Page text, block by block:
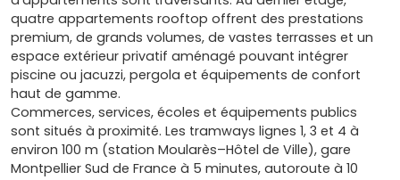
quatre appartements rooftop offrent des prestations
premium, de grands volumes, de vastes terrasses et un
espace extérieur privatif aménagé pouvant intégrer
piscine ou jacuzzi, pergola et équipements de confort
haut de gamme.
Commerces, services, écoles et équipements publics
sont situés à proximité. Les tramways lignes 1, 3 et 4 à
environ 100 m (station Moularès–Hôtel de Ville), gare
Montpellier Sud de France à 5 minutes, autoroute à 10